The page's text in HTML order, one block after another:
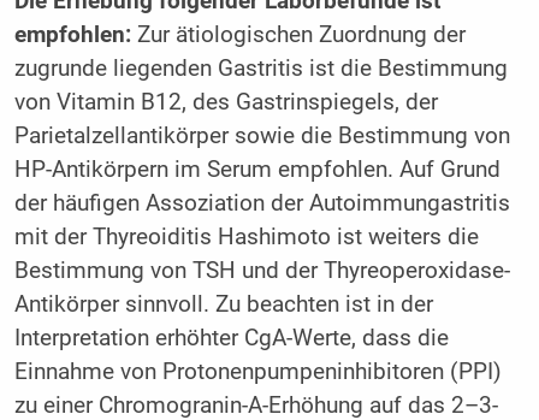
empfohlen:Zur ätiologischen Zuordnung der
zugrunde liegenden Gastritis ist die Bestimmung
von Vitamin B12, des Gastrinspiegels, der
Parietalzellantikörper sowie die Bestimmung von
HP-Antikörpern im Serum empfohlen. Auf Grund
der häufigen Assoziation der Autoimmungastritis
mit der Thyreoiditis Hashimoto ist weiters die
Bestimmung von TSH und der Thyreoperoxidase-
Antikörper sinnvoll. Zu beachten ist in der
Interpretation erhöhter CgA-Werte, dass die
Einnahme von Protonenpumpeninhibitoren (PPI)
zu einer Chromogranin-A-Erhöhung auf das 2–3-